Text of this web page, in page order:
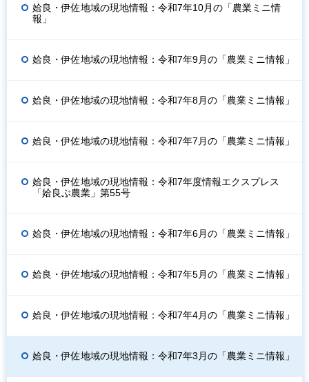
姶良・伊佐地域の現地情報：令和7年10月の「農業ミニ情
報」
姶良・伊佐地域の現地情報：令和7年9月の「農業ミニ情報」
姶良・伊佐地域の現地情報：令和7年8月の「農業ミニ情報」
姶良・伊佐地域の現地情報：令和7年7月の「農業ミニ情報」
姶良・伊佐地域の現地情報：令和7年度情報エクスプレス
「姶良ぶ農業」第55号
姶良・伊佐地域の現地情報：令和7年6月の「農業ミニ情報」
姶良・伊佐地域の現地情報：令和7年5月の「農業ミニ情報」
姶良・伊佐地域の現地情報：令和7年4月の「農業ミニ情報」
姶良・伊佐地域の現地情報：令和7年3月の「農業ミニ情報」